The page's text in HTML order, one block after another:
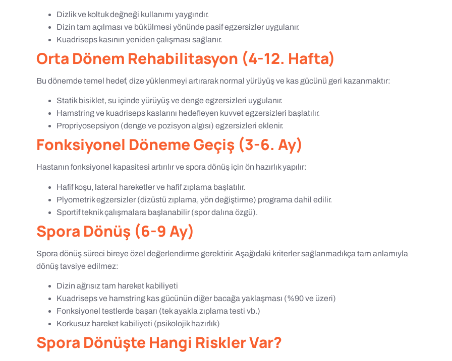
Dizlik ve koltuk değneği kullanımı yaygındır.
Dizin tam açılması ve bükülmesi yönünde pasif egzersizler uygulanır.
Kuadriseps kasının yeniden çalışması sağlanır.
Orta Dönem Rehabilitasyon (4-12. Hafta)
Bu dönemde temel hedef, dize yüklenmeyi artırarak normal yürüyüş ve kas gücünü geri kazanmaktır:
Statik bisiklet, su içinde yürüyüş ve denge egzersizleri uygulanır.
Hamstring ve kuadriseps kaslarını hedefleyen kuvvet egzersizleri başlatılır.
Propriyosepsiyon (denge ve pozisyon algısı) egzersizleri eklenir.
Fonksiyonel Döneme Geçiş (3-6. Ay)
Hastanın fonksiyonel kapasitesi artırılır ve spora dönüş için ön hazırlık yapılır:
Hafif koşu, lateral hareketler ve hafif zıplama başlatılır.
Plyometrik egzersizler (dizüstü zıplama, yön değiştirme) programa dahil edilir.
Sportif teknik çalışmalara başlanabilir (spor dalına özgü).
Spora Dönüş (6-9 Ay)
Spora dönüş süreci bireye özel değerlendirme gerektirir. Aşağıdaki kriterler sağlanmadıkça tam anlamıyla
dönüş tavsiye edilmez:
Dizin ağrısız tam hareket kabiliyeti
Kuadriseps ve hamstring kas gücünün diğer bacağa yaklaşması (%90 ve üzeri)
Fonksiyonel testlerde başarı (tek ayakla zıplama testi vb.)
Korkusuz hareket kabiliyeti (psikolojik hazırlık)
Spora Dönüşte Hangi Riskler Var?